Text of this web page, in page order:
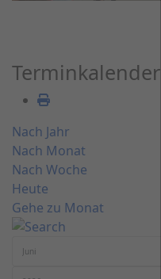
Terminkalender
Nach Jahr
Nach Monat
Nach Woche
Heute
Gehe zu Monat